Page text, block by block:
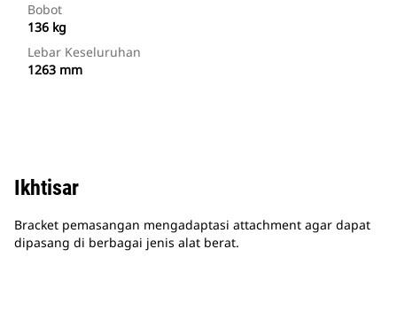
Bobot
136 kg
Lebar Keseluruhan
1263 mm
Ikhtisar
Bracket pemasangan mengadaptasi attachment agar dapat
dipasang di berbagai jenis alat berat.